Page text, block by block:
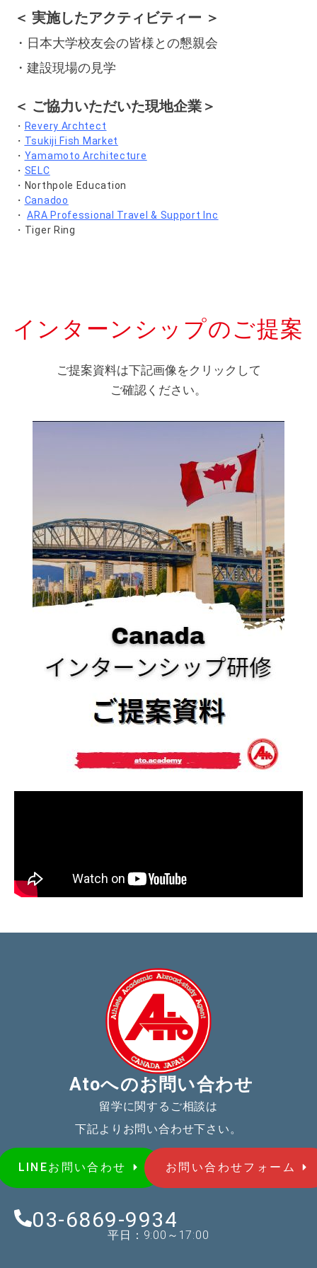
＜ 実施したアクティビティー ＞
・日本大学校友会の皆様との懇親会
・建設現場の見学
＜ ご協力いただいた現地企業＞
・ Revery Archtect
・ Tsukiji Fish Market
・ Yamamoto Architecture
・ SELC
・Northpole Education
・ Canadoo
・ARA Professional Travel & Support Inc
・Tiger Ring
インターンシップのご提案
ご提案資料は下記画像をクリックして
ご確認ください。
Atoへのお問い合わせ
留学に関するご相談は
下記よりお問い合わせ下さい。
LINEお問い合わせ お問い合わせフォーム
03-6869-9934
平日：9:00～17:00